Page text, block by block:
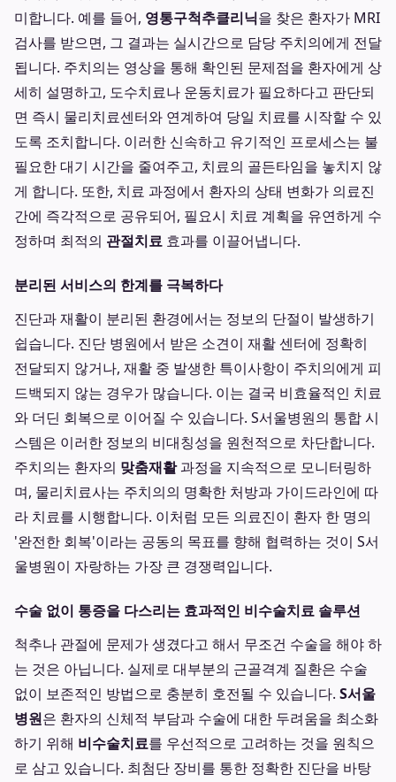
미합니다. 예를 들어, 영통구척추클리닉을 찾은 환자가 MRI
검사를 받으면, 그 결과는 실시간으로 담당 주치의에게 전달
됩니다. 주치의는 영상을 통해 확인된 문제점을 환자에게 상
세히 설명하고, 도수치료나 운동치료가 필요하다고 판단되
면 즉시 물리치료센터와 연계하여 당일 치료를 시작할 수 있
도록 조치합니다. 이러한 신속하고 유기적인 프로세스는 불
필요한 대기 시간을 줄여주고, 치료의 골든타임을 놓치지 않
게 합니다. 또한, 치료 과정에서 환자의 상태 변화가 의료진
간에 즉각적으로 공유되어, 필요시 치료 계획을 유연하게 수
정하며 최적의 관절치료 효과를 이끌어냅니다.
분리된 서비스의 한계를 극복하다
진단과 재활이 분리된 환경에서는 정보의 단절이 발생하기
쉽습니다. 진단 병원에서 받은 소견이 재활 센터에 정확히
전달되지 않거나, 재활 중 발생한 특이사항이 주치의에게 피
드백되지 않는 경우가 많습니다. 이는 결국 비효율적인 치료
와 더딘 회복으로 이어질 수 있습니다. S서울병원의 통합 시
스템은 이러한 정보의 비대칭성을 원천적으로 차단합니다.
주치의는 환자의 맞춤재활과정을 지속적으로 모니터링하
며, 물리치료사는 주치의의 명확한 처방과 가이드라인에 따
라 치료를 시행합니다. 이처럼 모든 의료진이 환자 한 명의
'완전한 회복'이라는 공동의 목표를 향해 협력하는 것이 S서
울병원이 자랑하는 가장 큰 경쟁력입니다.
수술 없이 통증을 다스리는 효과적인 비수술치료 솔루션
척추나 관절에 문제가 생겼다고 해서 무조건 수술을 해야 하
는 것은 아닙니다. 실제로 대부분의 근골격계 질환은 수술
없이 보존적인 방법으로 충분히 호전될 수 있습니다. S서울
병원은 환자의 신체적 부담과 수술에 대한 두려움을 최소화
하기 위해 비수술치료를 우선적으로 고려하는 것을 원칙으
로 삼고 있습니다. 최첨단 장비를 통한 정확한 진단을 바탕